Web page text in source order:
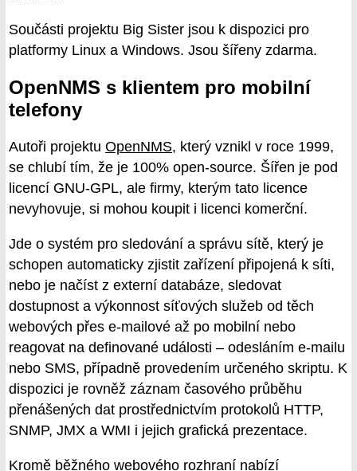
Součásti projektu Big Sister jsou k dispozici pro
platformy Linux a Windows. Jsou šířeny zdarma.
OpenNMS s klientem pro mobilní
telefony
Autoři projektu OpenNMS, který vznikl v roce 1999,
se chlubí tím, že je 100% open-source. Šířen je pod
licencí GNU-GPL, ale firmy, kterým tato licence
nevyhovuje, si mohou koupit i licenci komerční.
Jde o systém pro sledování a správu sítě, který je
schopen automaticky zjistit zařízení připojená k síti,
nebo je načíst z externí databáze, sledovat
dostupnost a výkonnost síťových služeb od těch
webových přes e-mailové až po mobilní nebo
reagovat na definované události – odesláním e-mailu
nebo SMS, případně provedením určeného skriptu. K
dispozici je rovněž záznam časového průběhu
přenášených dat prostřednictvím protokolů HTTP,
SNMP, JMX a WMI i jejich grafická prezentace.
Kromě běžného webového rozhraní nabízí